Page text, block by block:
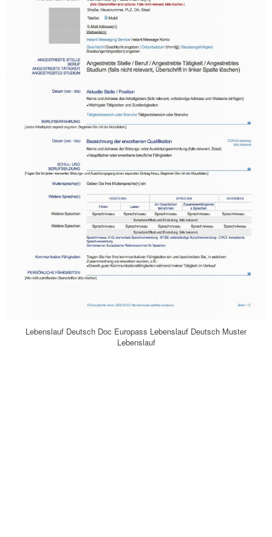
Lebenslauf Deutsch Doc Europass Lebenslauf Deutsch Muster
Lebenslauf